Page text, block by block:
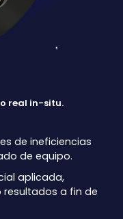
real in-situ.
de ineficiencias
de equipo.
aplicada,
a fin de